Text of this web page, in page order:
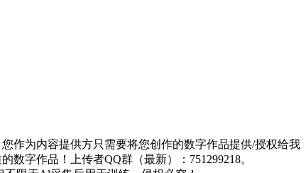
作为内容提供方只需要将您创作的数字作品提供/授权给我
字作品！上传者QQ群（最新）：751299218。